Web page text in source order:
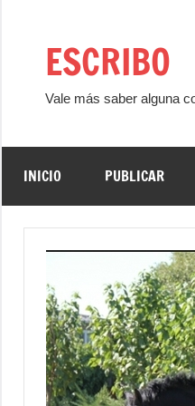
contenidoESCRIBO
Vale más saber alguna
INICIO PUBLICAR